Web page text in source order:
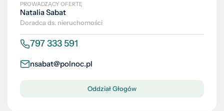
PROWADZĄCY OFERTĘ
Natalia Sabat
Doradca ds. nieruchomości
797 333 591
nsabat@polnoc.pl
Oddział Głogów